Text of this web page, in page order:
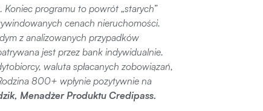
Koniec programu to powrót „starych”
cenach nieruchomości.
z analizowanych przypadków
jest przez bank indywidualnie.
waluta spłacanych zobowiązań,
800+ wpłynie pozytywnie na
Menadżer Produktu Credipass.